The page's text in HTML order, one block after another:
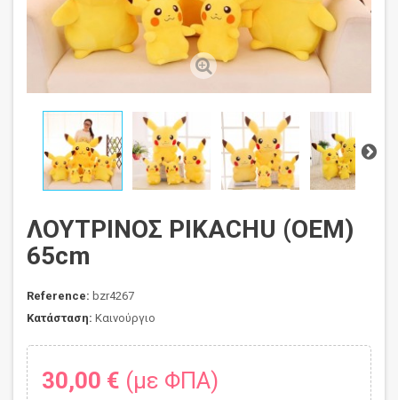
ΛΟΥΤΡΙΝΟΣ PIKACHU (OEM)
65cm
Reference: bzr4267
Κατάσταση: Καινούργιο
30,00 € (με ΦΠΑ)